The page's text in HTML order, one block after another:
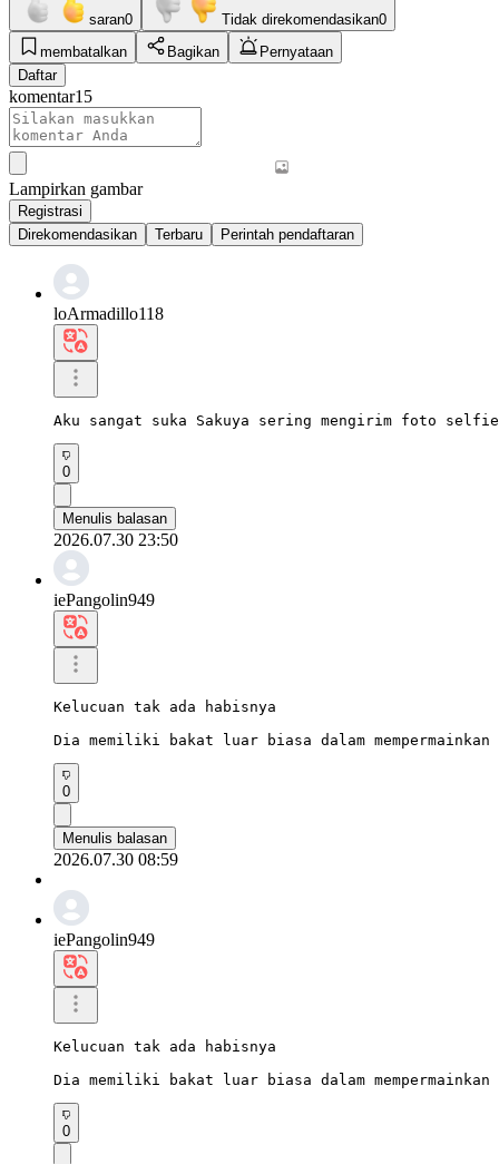
saran0 Tidak direkomendasikan0
membatalkan
Bagikan
Pernyataan
Daftar
komentar15
Lampirkan gambar
Registrasi
Direkomendasikan
Terbaru Perintah pendaftaran
loArmadillo118
Aku sangat suka Sakuya sering mengirim foto
0
Menulis balasan
2026.07.30 23:50
iePangolin949
Kelucuan tak ada habisnya
Dia memiliki bakat luar biasa dalam mempermainkan
0
Menulis balasan
2026.07.30 08:59
iePangolin949
Kelucuan tak ada habisnya
Dia memiliki bakat luar biasa dalam mempermainkan
0